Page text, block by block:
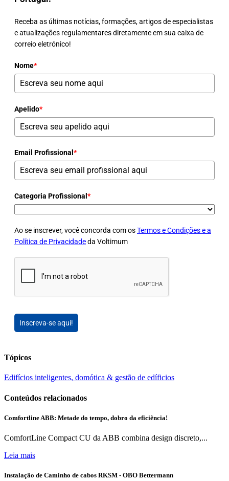
Receba as últimas notícias, formações, artigos de especialistas
e atualizações regulamentares diretamente em sua caixa de
correio eletrónico!
Nome*
Apelido*
Email Profissional *
Categoria Profissional *
Ao se inscrever, você concorda com osTermos e Condições e a
Política de Privacidadeda Voltimum
Inscreva-se aqui!
Tópicos
Edifícios inteligentes, domótica & gestão de edíficios
Conteúdos relacionados
Comfortline ABB: Metade do tempo, dobro da eficiência!
ComfortLine Compact CU da ABB combina design discreto,...
Leia mais
Instalação de Caminho de cabos RKSM - OBO Bettermann